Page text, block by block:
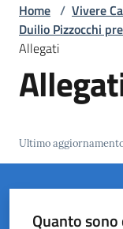
Amministrazione
Castel
Home / Vivere
Duilio Pizzocchi
Allegati
Ultimo
Quanto